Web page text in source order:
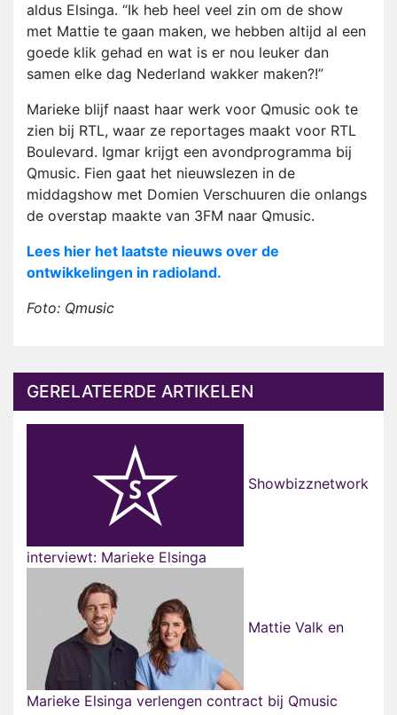
aldus Elsinga. “Ik heb heel veel zin om de show
met Mattie te gaan maken, we hebben altijd al een
goede klik gehad en wat is er nou leuker dan
samen elke dag Nederland wakker maken?!”
Marieke blijf naast haar werk voor Qmusic ook te
zien bij RTL, waar ze reportages maakt voor RTL
Boulevard. Igmar krijgt een avondprogramma bij
Qmusic. Fien gaat het nieuwslezen in de
middagshow met Domien Verschuuren die onlangs
de overstap maakte van 3FM naar Qmusic.
Lees hier het laatste nieuws over de
ontwikkelingen in radioland.
Foto: Qmusic
GERELATEERDE ARTIKELEN
Showbizznetwork
interviewt: Marieke Elsinga
Mattie Valk en
Marieke Elsinga verlengen contract bij Qmusic